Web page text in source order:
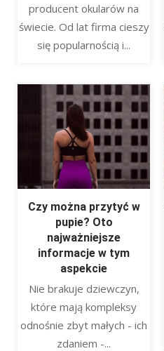
producent okularów na
świecie. Od lat firma cieszy
się popularnością i...
Czy można przytyć w
pupie? Oto
najważniejsze
informacje w tym
aspekcie
Nie brakuje dziewczyn,
które mają kompleksy
odnośnie zbyt małych - ich
zdaniem -...